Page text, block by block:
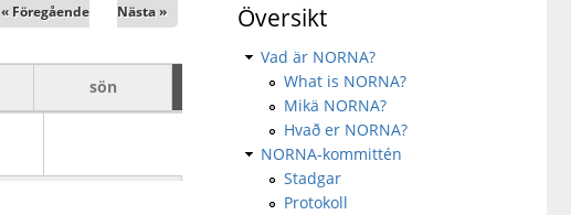
« Föregående Nästa »
sön
Översikt
Vad är NORNA?
What is NORNA?
Mikä NORNA?
Hvað er NORNA?
NORNA-kommittén
Stadgar
Protokoll